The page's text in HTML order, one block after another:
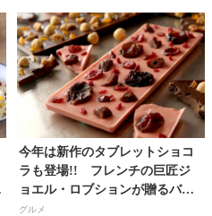
う!!
今年は新作のタブレットショコ
ラも登場!! フレンチの巨匠ジ
ョエル・ロブションが贈るバレ
ンタイン特別商品を期間限定発
グルメ